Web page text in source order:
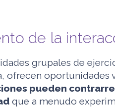
de la
grupales de
ofrecen oportunidades
pueden
que a menudo